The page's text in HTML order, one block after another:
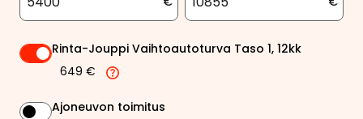
Rinta-Jouppi Vaihtoautoturva Taso 1, 12kk
649 €
Ajoneuvon toimitus